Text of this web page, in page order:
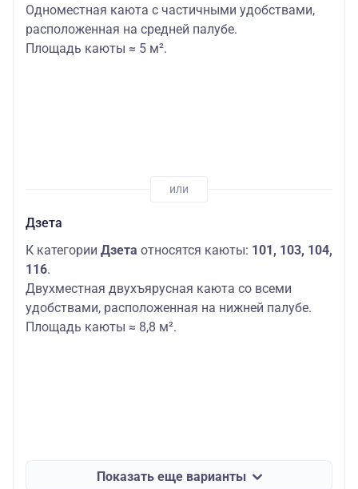
Одноместная каюта с частичными удобствами,
расположенная на средней палубе.
Площадь каюты ≈ 5 м².
Дзета
К категории Дзета относятся каюты: 101, 103, 104,
116.
Двухместная двухъярусная каюта со всеми
удобствами, расположенная на нижней палубе.
Площадь каюты ≈ 8,8 м².
Показать еще варианты